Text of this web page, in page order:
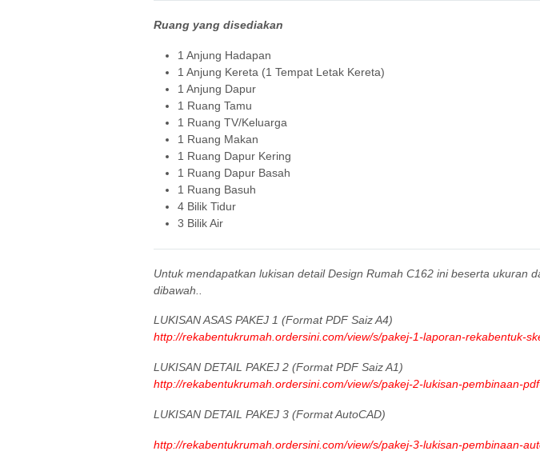
Ruang yang disediakan
1 Anjung Hadapan
1 Anjung Kereta (1 Tempat Letak Kereta)
1 Anjung Dapur
1 Ruang Tamu
1 Ruang TV/Keluarga
1 Ruang Makan
1 Ruang Dapur Kering
1 Ruang Dapur Basah
1 Ruang Basuh
4 Bilik Tidur
3 Bilik Air
Untuk mendapatkan lukisan detail Design Rumah C162 ini beserta ukuran
dibawah..
LUKISAN ASAS PAKEJ 1 (Format PDF Saiz A4)
http://rekabentukrumah.ordersini.com/view/s/pakej-1-laporan-rekabentuk-
LUKISAN DETAIL PAKEJ 2 (Format PDF Saiz A1)
http://rekabentukrumah.ordersini.com/view/s/pakej-2-lukisan-pembinaan-
LUKISAN DETAIL PAKEJ 3 (Format AutoCAD)
http://rekabentukrumah.ordersini.com/view/s/pakej-3-lukisan-pembinaan-